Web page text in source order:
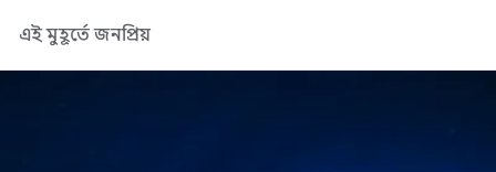
এই মুহূর্তে জনপ্রিয়